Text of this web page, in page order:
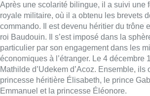
Après une scolarité bilingue, il a suivi une
royale militaire, où il a obtenu les brevets
commando. Il est devenu héritier du trône
roi Baudouin. Il s’est imposé dans la
particulier par son engagement dans les
économiques à l’étranger. Le 4 décembre
Mathilde d’Udekem d’Acoz. Ensemble, ils
princesse héritière Élisabeth, le prince
Emmanuel et la princesse Éléonore.